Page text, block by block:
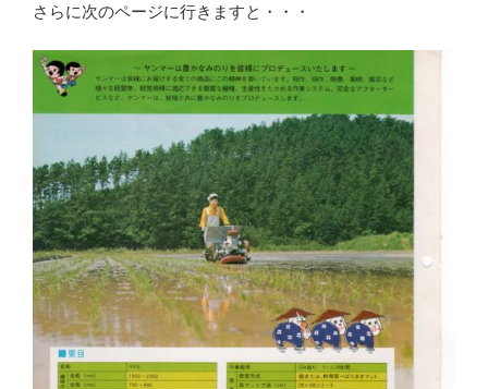
さらに次のページに行きますと・・・